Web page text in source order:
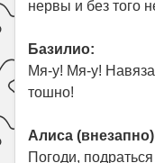
нервы и без того
Базилио:
Мя-у! Мя-у!
тошно!
Алиса
Погоди,